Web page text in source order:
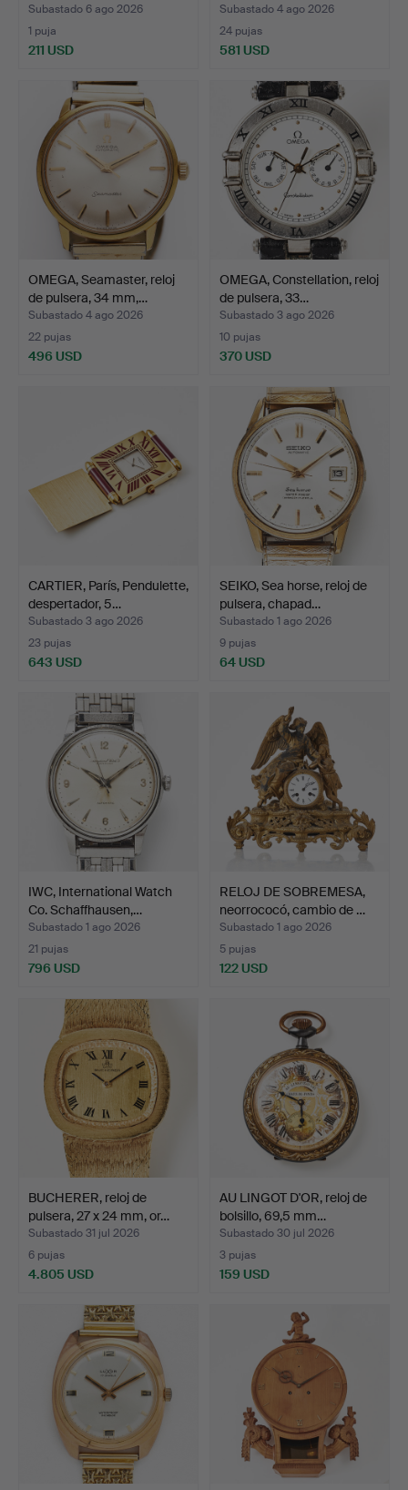
Subastado 6 ago 2026
1 puja
211 USD
Subastado 4 ago 2026
24 pujas
581 USD
OMEGA, Seamaster, reloj
de pulsera, 34 mm,…
Subastado 4 ago 2026
22 pujas
496 USD
OMEGA, Constellation, reloj
de pulsera, 33…
Subastado 3 ago 2026
10 pujas
370 USD
CARTIER, París, Pendulette,
despertador, 5…
Subastado 3 ago 2026
23 pujas
643 USD
SEIKO, Sea horse, reloj de
pulsera, chapad…
Subastado 1 ago 2026
9 pujas
64 USD
IWC, International Watch
Co. Schaffhausen,…
Subastado 1 ago 2026
21 pujas
796 USD
RELOJ DE SOBREMESA,
neorrococó, cambio de …
Subastado 1 ago 2026
5 pujas
122 USD
BUCHERER, reloj de
pulsera, 27 x 24 mm, or…
Subastado 31 jul 2026
6 pujas
4.805 USD
AU LINGOT D'OR, reloj de
bolsillo, 69,5 mm…
Subastado 30 jul 2026
3 pujas
159 USD